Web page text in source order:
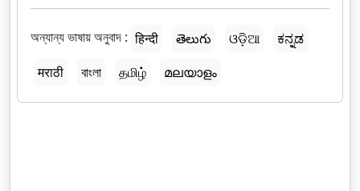
অন্যান্য ভাষায় অনুবাদ : हिन्दी తెలుగు ଓଡ଼ିଆ
ಕನ್ನಡ
मराठी
বাংলা தமிழ் മലയാളം